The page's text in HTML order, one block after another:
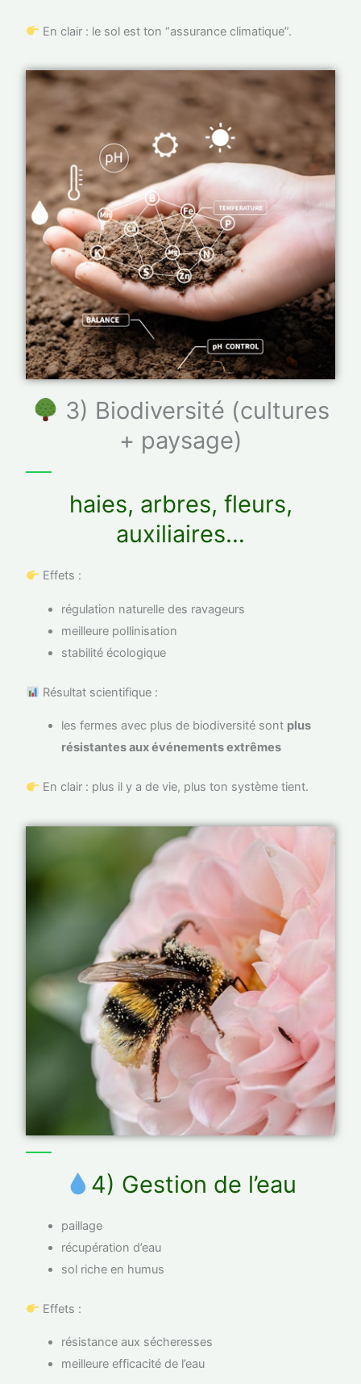
En clair : le sol est ton “assurance climatique”.
3) Biodiversité (cultures
+ paysage)
haies, arbres, fleurs,
auxiliaires…
Effets :
régulation naturelle des ravageurs
meilleure pollinisation
stabilité écologique
Résultat scientifique :
les fermes avec plus de biodiversité sont plus
résistantes aux événements extrêmes
En clair : plus il y a de vie, plus ton système tient.
4) Gestion de l’eau
paillage
récupération d’eau
sol riche en humus
Effets :
résistance aux sécheresses
meilleure efficacité de l’eau